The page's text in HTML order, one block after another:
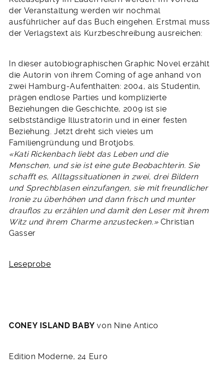
der Veranstaltung werden wir nochmal
ausführlicher auf das Buch eingehen. Erstmal muss
der Verlagstext als Kurzbeschreibung ausreichen:
In dieser autobiographischen Graphic Novel erzählt
die Autorin von ihrem Coming of age anhand von
zwei Hamburg-Aufenthalten: 2004, als Studentin,
prägen endlose Parties und komplizierte
Beziehungen die Geschichte, 2009 ist sie
selbstständige Illustratorin und in einer festen
Beziehung. Jetzt dreht sich vieles um
Familiengründung und Brotjobs.
«Kati Rickenbach liebt das Leben und die
Menschen, und sie ist eine gute Beobachterin. Sie
schafft es, Alltagssituationen in zwei, drei Bildern
und Sprechblasen einzufangen, sie mit freundlicher
Ironie zu überhöhen und dann frisch und munter
drauflos zu erzählen und damit den Leser mit ihrem
Witz und ihrem Charme anzustecken.»Christian
Gasser
Leseprobe
CONEY ISLAND BABYvon Nine Antico
Edition Moderne, 24 Euro